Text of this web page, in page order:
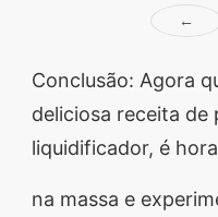
←
Conclusão: Agora
deliciosa receita de
liquidificador, é
na massa e